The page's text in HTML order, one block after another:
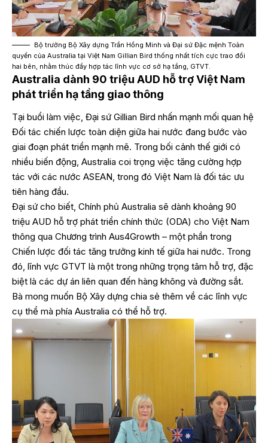
Bộ trưởng Bộ Xây dựng Trần Hồng Minh và Đại sứ Đặc mệnh Toàn
quyền của Australia tại Việt Nam Gillian Bird thống nhất tích cực trao đổi
hai bên, nhằm thúc đẩy hợp tác lĩnh vực cơ sở hạ tầng, GTVT.
Australia dành 90 triệu AUD hỗ trợ Việt Nam
phát triển hạ tầng giao thông
Tại buổi làm việc, Đại sứ Gillian Bird nhấn mạnh mối quan hệ
Đối tác chiến lược toàn diện giữa hai nước đang bước vào
giai đoạn phát triển mạnh mẽ. Trong bối cảnh thế giới có
nhiều biến động, Australia coi trọng việc tăng cường hợp
tác với các nước ASEAN, trong đó Việt Nam là đối tác ưu
tiên hàng đầu.
Đại sứ cho biết, Chính phủ Australia sẽ dành khoảng 90
triệu AUD hỗ trợ phát triển chính thức (ODA) cho Việt Nam
thông qua Chương trình Aus4Growth – một phần trong
Chiến lược đối tác tăng trưởng kinh tế giữa hai nước. Trong
đó, lĩnh vực GTVT là một trong những trọng tâm hỗ trợ, đặc
biệt là các dự án liên quan đến hàng không và đường sắt.
Bà mong muốn Bộ Xây dựng chia sẻ thêm về các lĩnh vực
cụ thể mà phía Australia có thể hỗ trợ.